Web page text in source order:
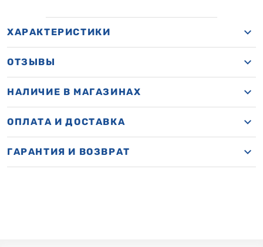
ХАРАКТЕРИСТИКИ
ОТЗЫВЫ
НАЛИЧИЕ В МАГАЗИНАХ
ОПЛАТА И ДОСТАВКА
ГАРАНТИЯ И ВОЗВРАТ